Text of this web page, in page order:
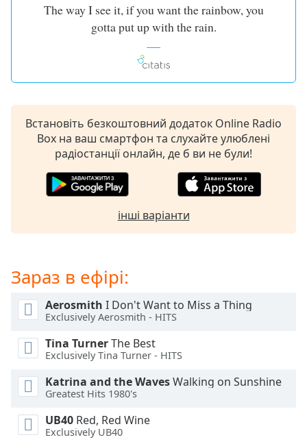
The way I see it, if you want the rainbow, you
gotta put up with the rain.
Встановіть безкоштовний додаток Online Radio
Box на ваш смартфон та слухайте улюблені
радіостанції онлайн, де б ви не були!
інші варіанти
Зараз в ефірі:
Aerosmith I Don't Want to Miss a Thing
Exclusively Aerosmith - HITS
Tina TurnerThe Best
Exclusively Tina Turner - HITS
Katrina and the WavesWalking on Sunshine
Greatest Hits 1980's
UB40 Red, Red Wine
Exclusively UB40